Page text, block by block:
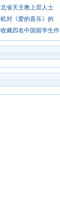
省天主教上层人士
对《爱的喜乐》的
藏四名中国留学生作